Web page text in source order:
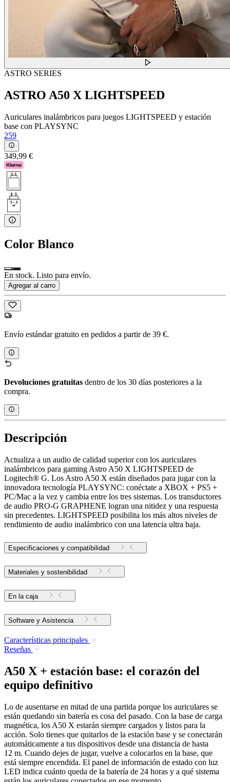
ASTRO SERIES
ASTRO A50 X LIGHTSPEED
Auriculares inalámbricos para juegos LIGHTSPEED y estación
base con PLAYSYNC
259
349,99 €
Color Blanco
En stock. Listo para envío.
Agregar al carro
Envío estándar gratuito en pedidos a partir de 39 €.
Devoluciones gratuitas dentro de los 30 días posteriores a la
compra.
Descripción
Actualiza a un audio de calidad superior con los auriculares
inalámbricos para gaming Astro A50 X LIGHTSPEED de
Logitech® G. Los Astro A50 X están diseñados para jugar con la
innovadora tecnología PLAYSYNC: conéctate a XBOX + PS5 +
PC/Mac a la vez y cambia entre los tres sistemas. Los transductores
de audio PRO-G GRAPHENE logran una nitidez y una respuesta
sin precedentes. LIGHTSPEED posibilita los más altos niveles de
rendimiento de audio inalámbrico con una latencia ultra baja.
Especificaciones y compatibilidad
Materiales y sostenibilidad
En la caja
Software y Asistencia
Características principales
Reseñas
A50 X + estación base: el corazón del
equipo definitivo
Lo de ausentarse en mitad de una partida porque los auriculares se
están quedando sin batería es cosa del pasado. Con la base de carga
magnética, los A50 X estarán siempre cargados y listos para la
acción. Solo tienes que quitarlos de la estación base y se conectarán
automáticamente a tus dispositivos desde una distancia de hasta
12 m. Cuando dejes de jugar, vuelve a colocarlos en la base, que
está siempre encendida. El panel de información de estado con luz
LED indica cuánto queda de la batería de 24 horas y a qué sistema